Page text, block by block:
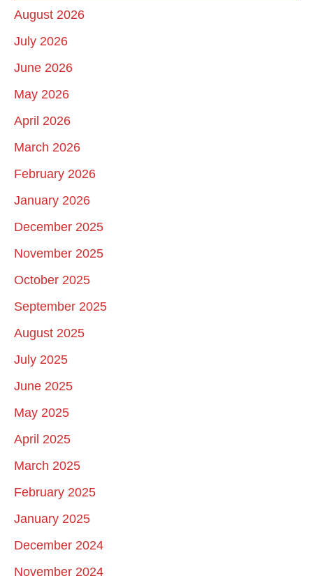
August 2026
July 2026
June 2026
May 2026
April 2026
March 2026
February 2026
January 2026
December 2025
November 2025
October 2025
September 2025
August 2025
July 2025
June 2025
May 2025
April 2025
March 2025
February 2025
January 2025
December 2024
November 2024